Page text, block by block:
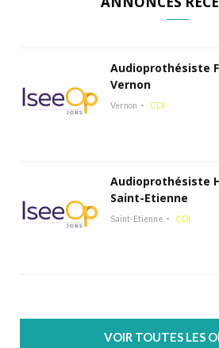
Audioprothésiste
Vernon
Vernon CDI
Audioprothésiste
Saint-Etienne
Saint-Etienne CDI
VOIR TOUTES LES